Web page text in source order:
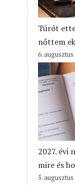
Túrót
nőttem
6. augusztus
2027. évi
mire és
5.